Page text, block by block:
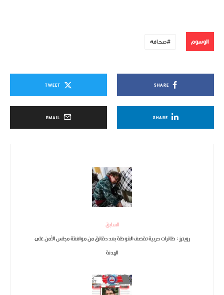
الوسوم صحافة
SHARE
TWEET
SHARE
EMAIL
السابق
رويترز : طائرات حربية تقصف الغوطة بعد دقائق من موافقة مجلس الأمن على
الهدنة